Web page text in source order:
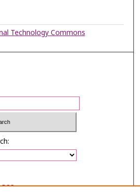
Technology Commons
RSS